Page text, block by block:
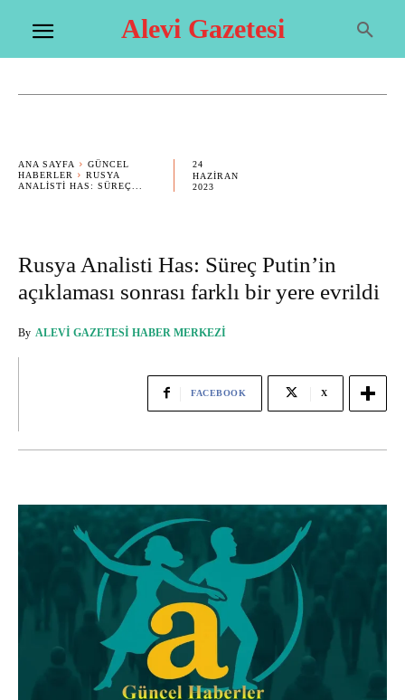
Alevi Gazetesi
ANA SAYFA
GÜNCEL
HABERLER
RUSYA
ANALISTI HAS: SÜREÇ...
24
HAZIRAN
2023
Rusya Analisti Has: Süreç Putin’in
açıklaması sonrası farklı bir yere evrildi
By ALEVI GAZETESI HABER MERKEZI
FACEBOOK X